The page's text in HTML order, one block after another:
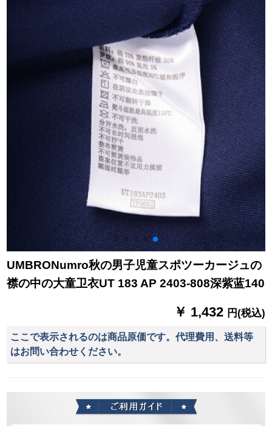
8240 CE 8240 CE
8240 CE 8240 CE
8240 CE 8240 CE
用の丸襟シャはガデ
ィの男の子用の长袖
の漫画の上のサファ
ァブルの130 cmを押
します。
UMBRONumro秋の男子児童スポツーカージュの
襟の中の大童卫衣UT 183 AP 2403-808深紫蓝140
￥ 1,432 円(税込)
ここで表示されるのは商品原価です。代理費用、送料等
はお問い合わせください。